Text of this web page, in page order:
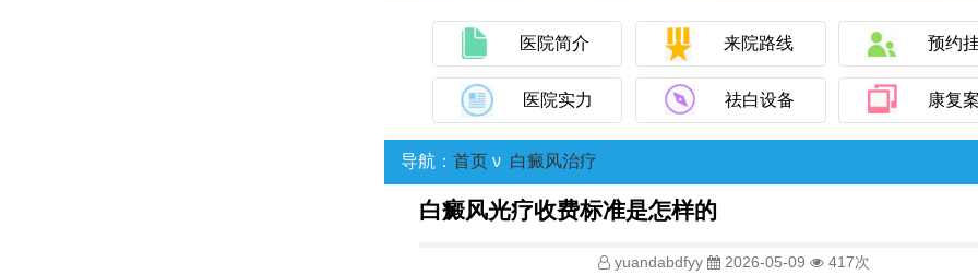
医院简介 来院路线 预约
医院实力 祛白设备 康复
导航： 首页 ν 白癜风治疗
白癜风光疗收费标准是怎样的
yuandabdfyy 2026-05-09 417次